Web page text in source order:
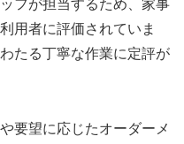
フが担当するため、家事
用者に評価されていま
たる丁寧な作業に定評が
要望に応じたオーダーメ